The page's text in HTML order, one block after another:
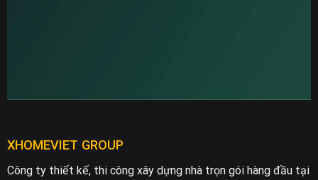
XHOMEVIET GROUP
Công ty thiết kế, thi công xây dựng nhà trọn gói hàng đầu tại